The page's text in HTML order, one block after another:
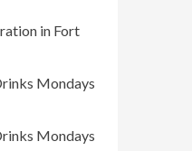
in Fort
Mondays
Mondays